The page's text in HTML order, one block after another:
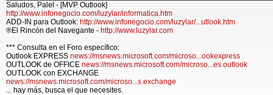
Saludos, Palel - [MVP Outlook]
http://www.infonegocio.com/luzylar/informatica.htm
ADD-IN para Outlook: http://www.infonegocio.com/luzylar/...utlook.htm
®El Rincón del Navegante - http://www.luzylar.com
*** Consulta en el Foro específico:
Outlook EXPRESS news://msnews.microsoft.com/microso...ookexpress
OUTLOOK de OFFICE news://msnews.microsoft.com/microso...es.outlook
OUTLOOK con EXCHANGE
news://msnews.microsoft.com/microso...s.exchange
... hay más, busca el que necesites.